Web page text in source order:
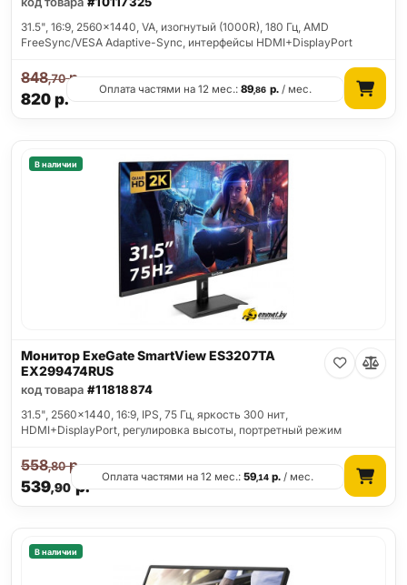
31.5", 16:9, 2560x1440, VA, изогнутый (1000R), 180 Гц, AMD
FreeSync/VESA Adaptive-Sync, интерфейсы HDMI+DisplayPort
820р.
848,70р.
Оплата частями на 12 мес.:89,86 р./ мес.
В наличии
Монитор ExeGate SmartView ES3207TA
EX299474RUS
код товара #11818874
31.5", 2560x1440, 16:9, IPS, 75 Гц, яркость 300 нит,
HDMI+DisplayPort, регулировка высоты, портретный режим
539,90р.
558,80р.
Оплата частями на 12 мес.:59,14 р. / мес.
В наличии